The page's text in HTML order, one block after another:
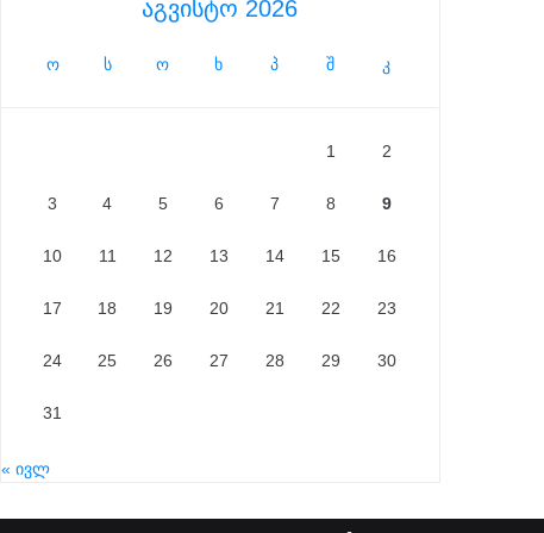
აგვისტო 2026
ო ს ო ხ პ შ კ
1 2
3 4 5 6 7 8 9
10 11 12 13 14 15 16
17 18 19 20 21 22 23
24 25 26 27 28 29 30
31
« ივლ